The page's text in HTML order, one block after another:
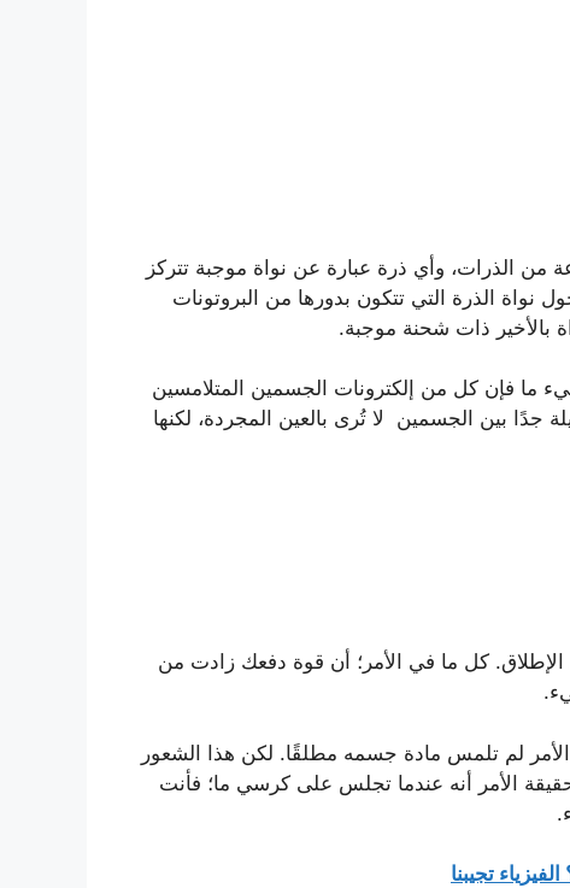
الذرات، وأي ذرة عبارة عن نواة موجبة تتركز
نواة الذرة التي تتكون بدورها من البروتونات
بالأخير ذات شحنة موجبة.
ما فإن كل من إلكترونات الجسمين المتلامسين
جدًا بين الجسمين لا تُرى بالعين المجردة، لكنها
كل ما في الأمر؛ أن قوة دفعك زادت من
لم تلمس مادة جسمه مطلقًا. لكن هذا الشعور
الأمر أنه عندما تجلس على كرسي ما؛ فأنت
تجيبنا